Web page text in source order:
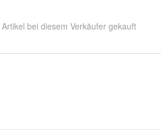
bei diesem Verkäufer gekauft